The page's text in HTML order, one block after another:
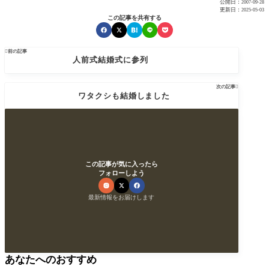
公開日： 2007-09-28
更新日： 2025-05-03
この記事を共有する
前の記事
人前式結婚式に参列
次の記事
ワタクシも結婚しました
この記事が気に入ったら
フォローしよう
最新情報をお届けします
あなたへのおすすめ